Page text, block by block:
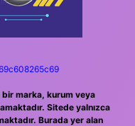
marka, kurum veya
Sitede yalnızca
Burada yer alan